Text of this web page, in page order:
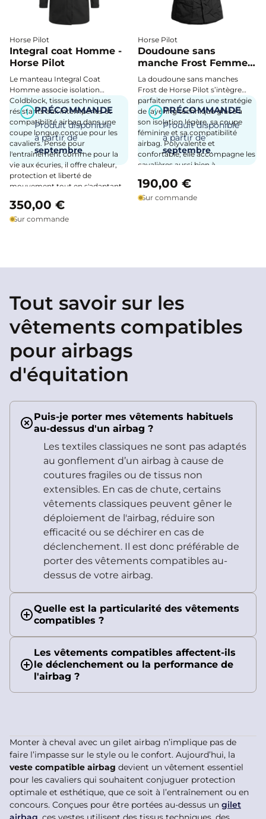
Horse Pilot
Integral coat Homme -
Horse Pilot
Le manteau Integral Coat
Homme associe isolation
Coldblock, tissus techniques
résistants aux intempéries et
compatibilité airbag dans une
coupe longue conçue pour les
cavaliers. Pensé pour
l'entraînement comme pour la
vie aux écuries, il offre chaleur,
protection et liberté de
mouvement tout en s'adaptant
équestre.
i PRÉCOMMANDE
Produit disponible
à partir de
septembre.
350,00 €
Sur commande
Horse Pilot
Doudoune sans
manche Frost Femme -
Horse Pilot
La doudoune sans manches
Frost de Horse Pilot s’intègre
parfaitement dans une stratégie
de layering technique grâce à
son isolation légère, sa coupe
féminine et sa compatibilité
airbag. Polyvalente et
confortable, elle accompagne les
cavalières aussi bien à
tout au long de la saison froide.
i PRÉCOMMANDE
Produit disponible
à partir de
septembre.
190,00 €
Sur commande
Tout savoir sur les
vêtements compatibles
pour airbags
d'équitation
Puis-je porter mes vêtements habituels
au-dessus d'un airbag ?
Les textiles classiques ne sont pas adaptés
au gonflement d’un airbag à cause de
coutures fragiles ou de tissus non
extensibles. En cas de chute, certains
vêtements classiques peuvent gêner le
déploiement de l'airbag, réduire son
efficacité ou se déchirer en cas de
déclenchement. Il est donc préférable de
porter des vêtements compatibles au-
dessus de votre airbag.
Quelle est la particularité des vêtements
compatibles ?
Les vêtements compatibles affectent-ils
le déclenchement ou la performance de
l'airbag ?
Monter à cheval avec un gilet airbag n’implique pas de
faire l’impasse sur le style ou le confort. Aujourd’hui, la
veste compatible airbag devient un vêtement essentiel
pour les cavaliers qui souhaitent conjuguer protection
optimale et esthétique, que ce soit à l’entraînement ou en
concours. Conçues pour être portées au-dessus un gilet